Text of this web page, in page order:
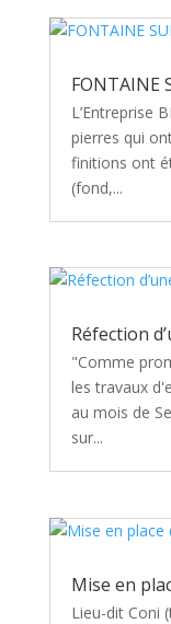
FONTAINE
L’Entreprise
pierres qui
finitions ont
(fond,...
Réfection
"Comme
les travaux
au mois de
sur...
Mise en
Lieu-dit Coni